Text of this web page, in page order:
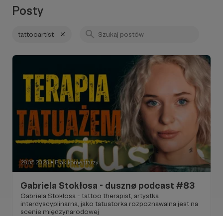
Posty
tattooartist
28.05.2026 ● Brak komentarzy
Gabriela Stokłosa - dusznø podcast #83
Gabriela Stokłosa - tattoo therapist, artystka
interdyscyplinarna, jako tatuatorka rozpoznawalna jest na
scenie międzynarodowej